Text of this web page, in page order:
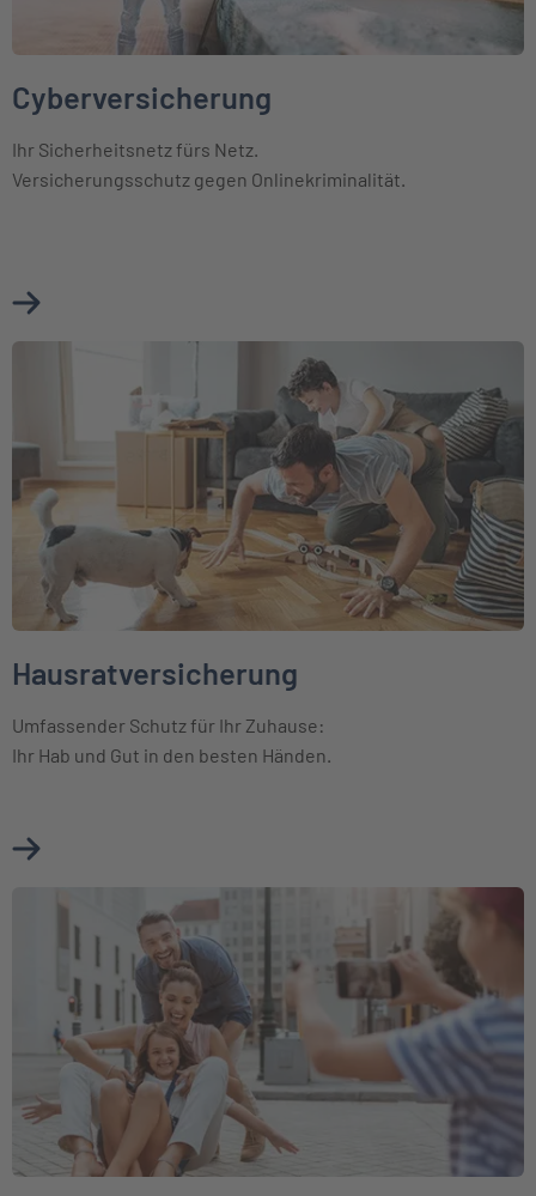
Cyberversicherung
Ihr Sicherheitsnetz fürs Netz.
Versicherungsschutz gegen Onlinekriminalität.
Mehr über Cyberversicherung erfahren
Hausratversicherung
Umfassender Schutz für Ihr Zuhause:
Ihr Hab und Gut in den besten Händen.
Mehr über Hausratversicherung erfahren
Weiter zu Haftpflichtversicherung